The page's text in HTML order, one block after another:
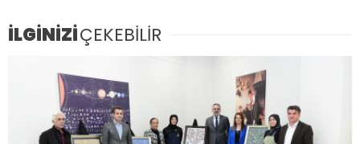
İLGİNİZİÇEKEBİLİR